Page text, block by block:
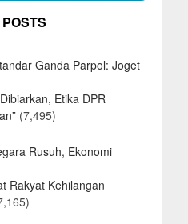
Ganda Parpol: Joget
Etika DPR
(7,495)
Rusuh, Ekonomi
Rakyat Kehilangan